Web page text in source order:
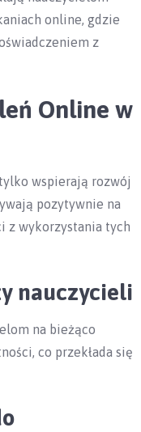
online, gdzie
z
Online w
wspierają rozwój
pozytywnie na
z wykorzystania tych
nauczycieli
na bieżąco
co przekłada się